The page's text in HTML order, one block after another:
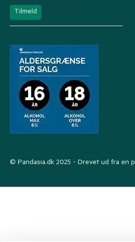
© Pandasia.dk 2025 - Drevet ud fra en